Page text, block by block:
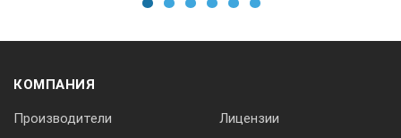
КОМПАНИЯ
Производители Лицензии